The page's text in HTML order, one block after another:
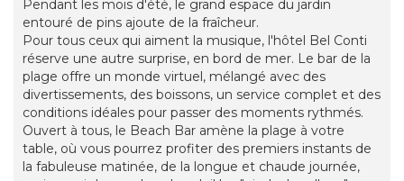
Pendant les mois d'été, le grand espace du jardin
entouré de pins ajoute de la fraîcheur.
Pour tous ceux qui aiment la musique, l'hôtel Bel Conti
réserve une autre surprise, en bord de mer. Le bar de la
plage offre un monde virtuel, mélangé avec des
divertissements, des boissons, un service complet et des
conditions idéales pour passer des moments rythmés.
Ouvert à tous, le Beach Bar amène la plage à votre
table, où vous pourrez profiter des premiers instants de
la fabuleuse matinée, de la longue et chaude journée,